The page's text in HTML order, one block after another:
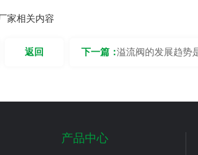
家相关内容
下一篇：溢流阀的发展趋势
返回
产品中心